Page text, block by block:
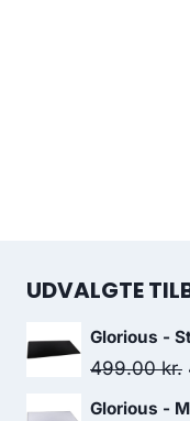
UDVALGTE
Glorious -
499.00kr.
Glorious -